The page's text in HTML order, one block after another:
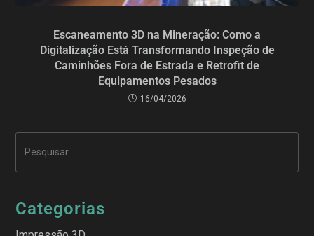
Escaneamento 3D na Mineração: Como a
Digitalização Está Transformando Inspeção de
Caminhões Fora de Estrada e Retrofit de
Equipamentos Pesados
16/04/2026
Categorias